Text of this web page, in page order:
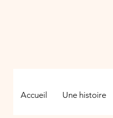
Accueil Une histoire